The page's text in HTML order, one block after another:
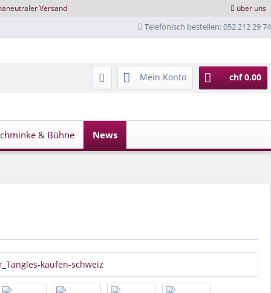
Versand über uns
Telefonisch bestellen: 052 212 29 74
Mein Konto chf 0.00
& Bühne News